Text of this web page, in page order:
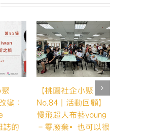
聚
變：
誌的
【桃園社企小聚
No.84｜活動回顧】
慢飛超人布藝young
－零廢棄•也可以很